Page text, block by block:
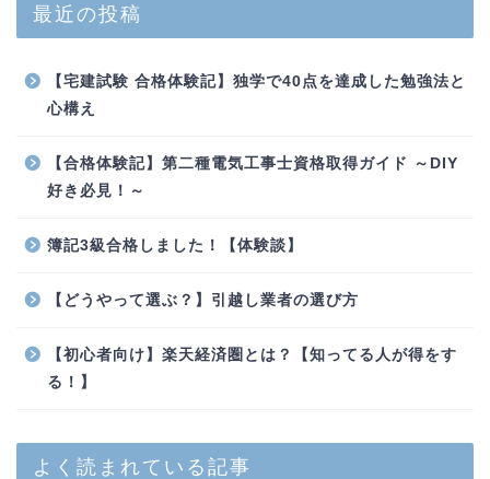
最近の投稿
【宅建試験 合格体験記】独学で40点を達成した勉強法と
心構え
【合格体験記】第二種電気工事士資格取得ガイド ～DIY
好き必見！～
簿記3級合格しました！【体験談】
【どうやって選ぶ？】引越し業者の選び方
【初心者向け】楽天経済圏とは？【知ってる人が得をす
る！】
よく読まれている記事